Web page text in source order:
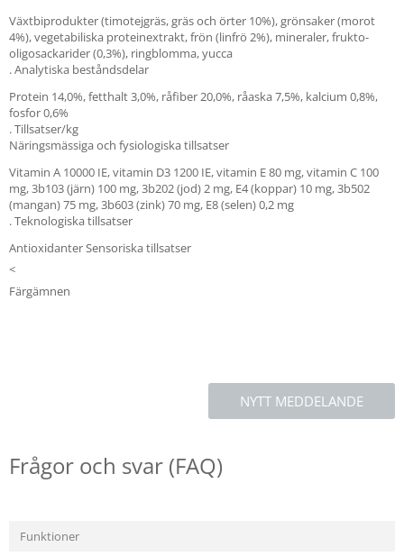
Växtbiprodukter (timotejgräs, gräs och örter 10%), grönsaker (morot
4%), vegetabiliska proteinextrakt, frön (linfrö 2%), mineraler, frukto-
oligosackarider (0,3%), ringblomma, yucca
. Analytiska beståndsdelar
Protein 14,0%, fetthalt 3,0%, råfiber 20,0%, råaska 7,5%, kalcium 0,8%,
fosfor 0,6%
. Tillsatser/kg
Näringsmässiga och fysiologiska tillsatser
Vitamin A 10000 IE, vitamin D3 1200 IE, vitamin E 80 mg, vitamin C 100
mg, 3b103 (järn) 100 mg, 3b202 (jod) 2 mg, E4 (koppar) 10 mg, 3b502
(mangan) 75 mg, 3b603 (zink) 70 mg, E8 (selen) 0,2 mg
. Teknologiska tillsatser
Antioxidanter Sensoriska tillsatser
<
Färgämnen
NYTT MEDDELANDE
Frågor och svar (FAQ)
Funktioner